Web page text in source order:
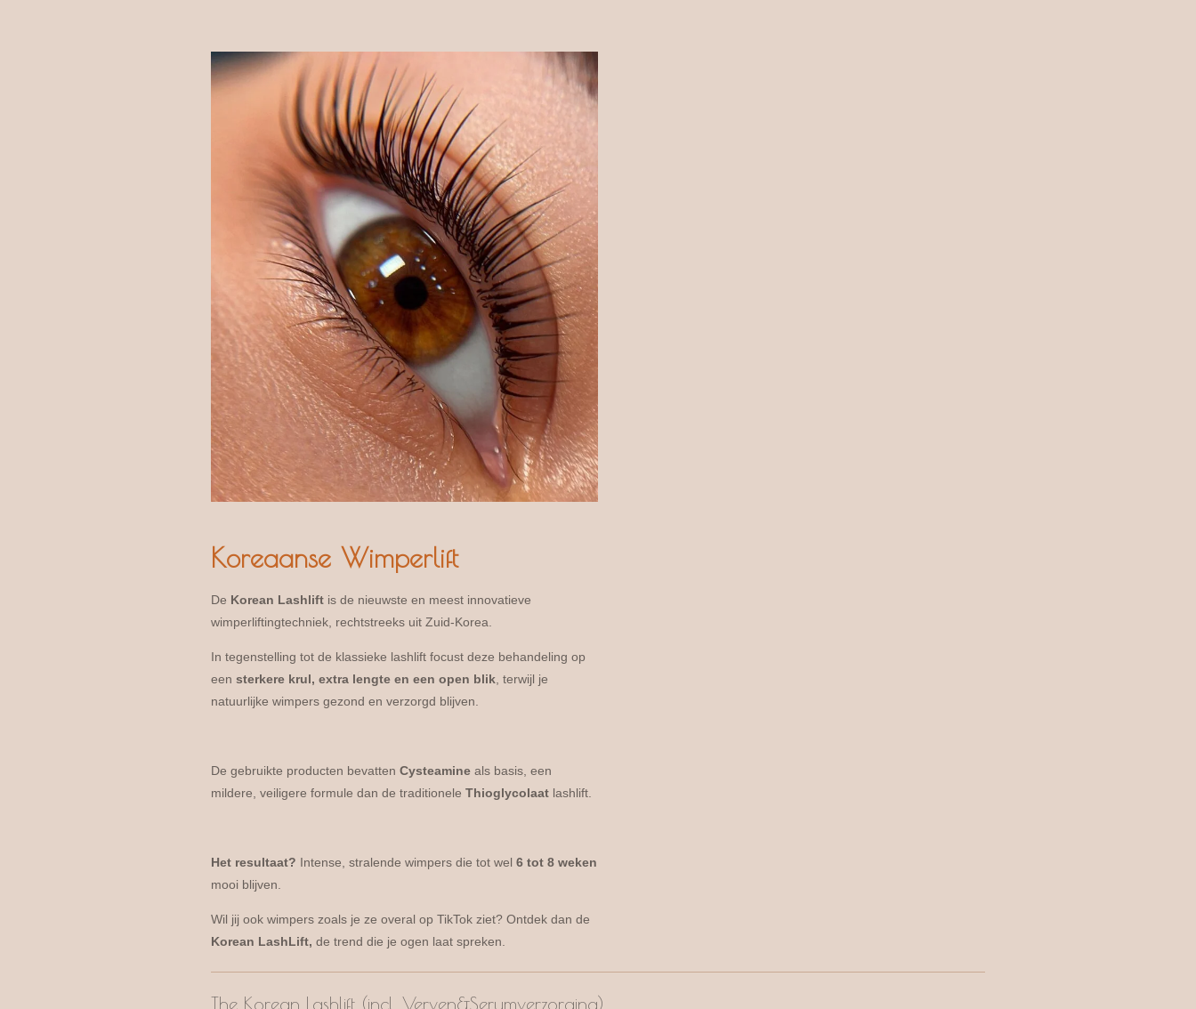
Koreaanse Wimperlift
De Korean Lashlift is de nieuwste en meest innovatieve
wimperliftingtechniek, rechtstreeks uit Zuid-Korea.
In tegenstelling tot de klassieke lashlift focust deze behandeling op
een sterkere krul, extra lengte en een open blik , terwijl je
natuurlijke wimpers gezond en verzorgd blijven.
De gebruikte producten bevatten Cysteamine als basis, een
mildere, veiligere formule dan de traditionele Thioglycolaat lashlift.
Het resultaat? Intense, stralende wimpers die tot wel 6 tot 8 weken
mooi blijven.
Wil jij ook wimpers zoals je ze overal op TikTok ziet? Ontdek dan de
Korean LashLift, de trend die je ogen laat spreken.
The Korean Lashlift (incl. Verven&Serumverzorging)